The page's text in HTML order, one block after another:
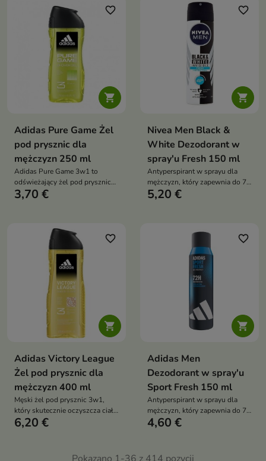

favorite_border
Adidas Pure Game Żel
pod prysznic dla
mężczyzn 250 ml
Adidas Pure Game 3w1 to
odświeżający żel pod prysznic
dla mężczyzn, który oczyszcza
3,70 €

favorite_border
Nivea Men Black &
White Dezodorant w
spray'u Fresh 150 ml
Antyperspirant w sprayu dla
mężczyzn, który zapewnia do 72
godzin ochrony przed potem i
5,20 €

favorite_border
Adidas Victory League
Żel pod prysznic dla
mężczyzn 400 ml
Męski żel pod prysznic 3w1,
który skutecznie oczyszcza ciało
i włosy, zapewniając uczucie
6,20 €

favorite_border
Adidas Men
Dezodorant w spray'u
Sport Fresh 150 ml
Antyperspirant w sprayu dla
mężczyzn, który zapewnia do 72
godzin ochrony przed potem i
świeżości
4,60 €